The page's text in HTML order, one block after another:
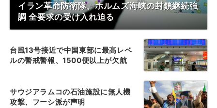
イラン革命防衛隊、ホルムズ海峡の封鎖継続強
調 全要求の受け入れ迫る
台風13号接近で中国東部に最高レベ
ルの警戒警報、1500便以上が欠航
サウジアラムコの石油施設に無人機
攻撃、フーシ派が声明